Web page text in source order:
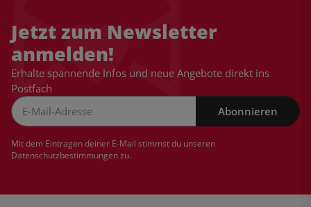
Jetzt zum Newsletter
anmelden!
Erhalte spannende Infos und neue Angebote direkt ins
Postfach
Abonnieren
Mit dem Eintragen deiner E-Mail stimmst du unseren
Datenschutzbestimmungenzu.